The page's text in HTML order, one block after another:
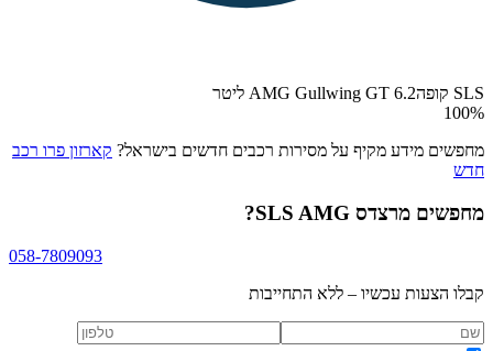
SLS קופהAMG Gullwing GT 6.2 ליטר
100%
מחפשים מידע מקיף על מסירות רכבים חדשים בישראל? קארזון פרו רכב
חדש
מחפשים מרצדס SLS AMG ?
058-7809093
קבלו הצעות עכשיו – ללא התחייבות